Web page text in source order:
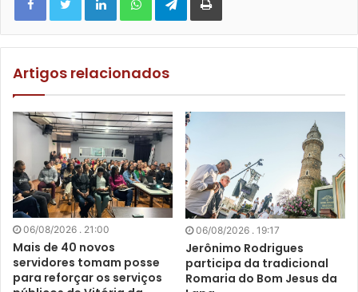
Artigos relacionados
06/08/2026 . 21:00
Mais de 40 novos
servidores tomam posse
para reforçar os serviços
06/08/2026 . 19:17
Jerônimo Rodrigues
participa da tradicional
Romaria do Bom Jesus da